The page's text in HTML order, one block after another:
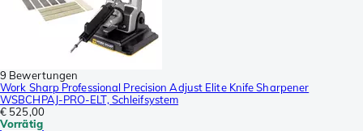
9 Bewertungen
Work Sharp Professional Precision Adjust Elite Knife Sharpener
WSBCHPAJ-PRO-ELT, Schleifsystem
€ 525,00
Vorrätig